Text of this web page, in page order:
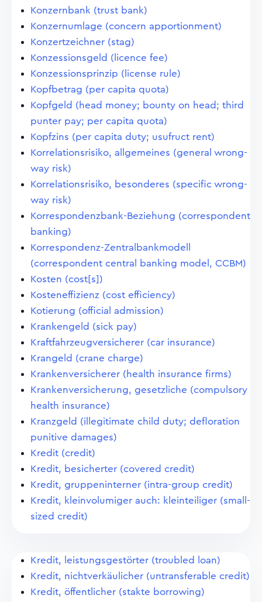
Konzernbank (trust bank)
Konzernumlage (concern apportionment)
Konzertzeichner (stag)
Konzessionsgeld (licence fee)
Konzessionsprinzip (license rule)
Kopfbetrag (per capita quota)
Kopfgeld (head money; bounty on head; third
punter pay; per capita quota)
Kopfzins (per capita duty; usufruct rent)
Korrelationsrisiko, allgemeines (general wrong-
way risk)
Korrelationsrisiko, besonderes (specific wrong-
way risk)
Korrespondenzbank-Beziehung (correspondent
banking)
Korrespondenz-Zentralbankmodell
(correspondent central banking model, CCBM)
Kosten (cost[s])
Kosteneffizienz (cost efficiency)
Kotierung (official admission)
Krankengeld (sick pay)
Kraftfahrzeugversicherer (car insurance)
Krangeld (crane charge)
Krankenversicherer (health insurance firms)
Krankenversicherung, gesetzliche (compulsory
health insurance)
Kranzgeld (illegitimate child duty; defloration
punitive damages)
Kredit (credit)
Kredit, besicherter (covered credit)
Kredit, gruppeninterner (intra-group credit)
Kredit, kleinvolumiger auch: kleinteiliger (small-
sized credit)
Kredit, leistungsgestörter (troubled loan)
Kredit, nichtverkäulicher (untransferable credit)
Kredit, öffentlicher (stakte borrowing)